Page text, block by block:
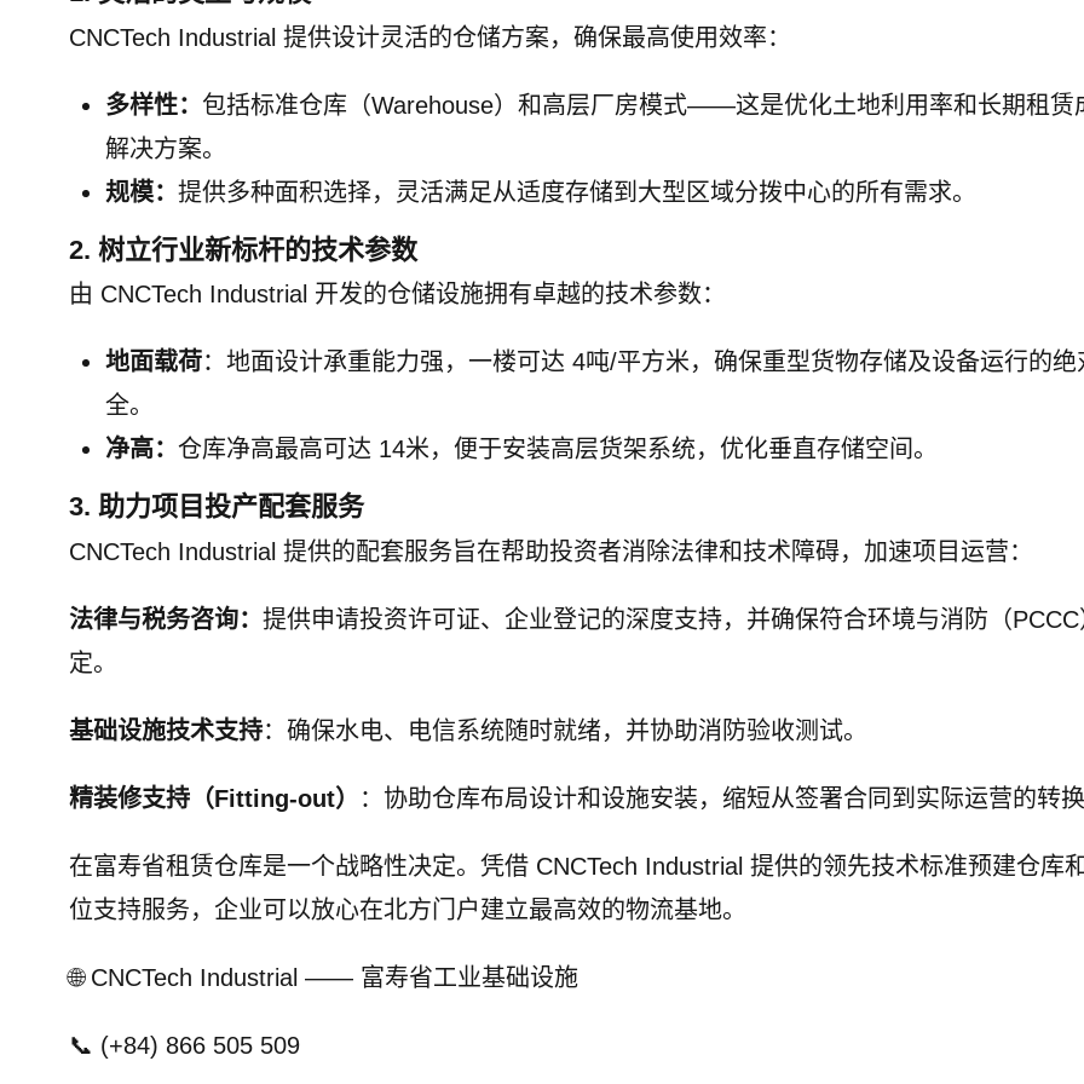
CNCTech Industrial 提供设计灵活的仓储方案，确保最高使用效率：
多样性： 包括标准仓库（Warehouse）和高层厂房模式——这是优化土地利用率和长期租赁
解决方案。
规模： 提供多种面积选择，灵活满足从适度存储到大型区域分拨中心的所有需求。
2. 树立行业新标杆的技术参数
由 CNCTech Industrial 开发的仓储设施拥有卓越的技术参数：
地面载荷：地面设计承重能力强，一楼可达 4吨/平方米，确保重型货物存储及设备运行的绝
全。
净高： 仓库净高最高可达 14米，便于安装高层货架系统，优化垂直存储空间。
3. 助力项目投产配套服务
CNCTech Industrial 提供的配套服务旨在帮助投资者消除法律和技术障碍，加速项目运营：
法律与税务咨询： 提供申请投资许可证、企业登记的深度支持，并确保符合环境与消防（
定。
基础设施技术支持：确保水电、电信系统随时就绪，并协助消防验收测试。
精装修支持（Fitting-out） ：协助仓库布局设计和设施安装，缩短从签署合同到实际运营的转换
在富寿省租赁仓库是一个战略性决定。凭借 CNCTech Industrial 提供的领先技术标准预建仓库
位支持服务，企业可以放心在北方门户建立最高效的物流基地。
🌐 CNCTech Industrial —— 富寿省工业基础设施
📞 (+84) 866 505 509